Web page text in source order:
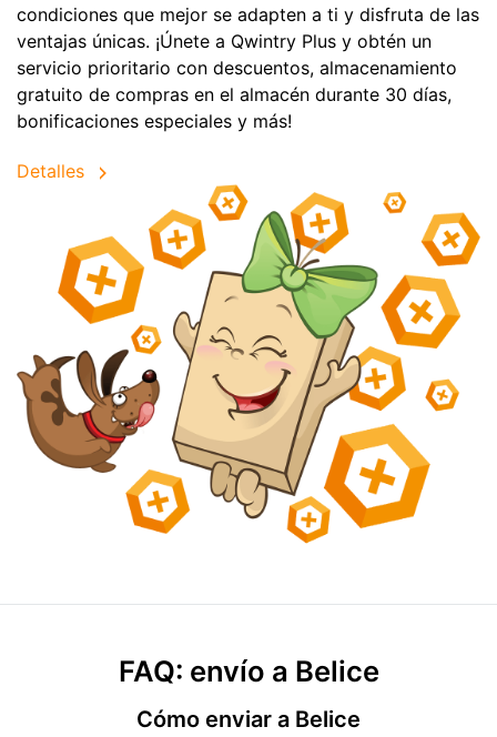
condiciones que mejor se adapten a ti y disfruta de las
ventajas únicas. ¡Únete a Qwintry Plus y obtén un
servicio prioritario con descuentos, almacenamiento
gratuito de compras en el almacén durante 30 días,
bonificaciones especiales y más!
Detalles
FAQ: envío a Belice
Cómo enviar a Belice